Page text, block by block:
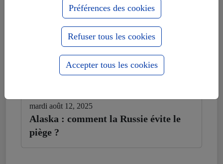
mardi août 12, 2025
Alaska : comment la Russie évite le
piège ?
Préférences des cookies
Refuser tous les cookies
Accepter tous les cookies